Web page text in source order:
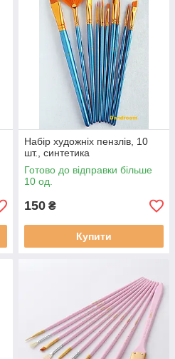
Набір художніх пензлів, 10
шт., синтетика
Готово до відправки більше
10 од.
150 ₴
Купити